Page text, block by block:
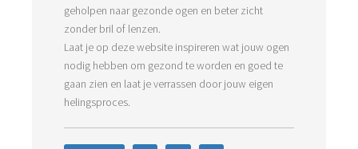
geholpen naar gezonde ogen en beter zicht
zonder bril of lenzen.
Laat je op deze website inspireren wat jouw ogen
nodig hebben om gezond te worden en goed te
gaan zien en laat je verrassen door jouw eigen
helingsproces.